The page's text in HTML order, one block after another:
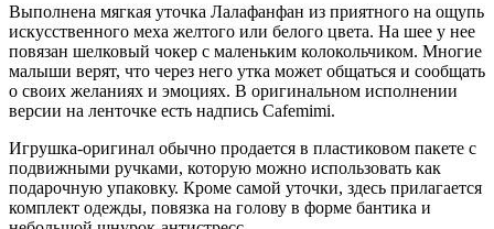
Выполнена мягкая уточка Лалафанфан из приятного на ощупь
искусственного меха желтого или белого цвета. На шее у нее
повязан шелковый чокер с маленьким колокольчиком. Многие
малыши верят, что через него утка может общаться и сообщать
о своих желаниях и эмоциях. В оригинальном исполнении
версии на ленточке есть надпись Cafemimi.
Игрушка-оригинал обычно продается в пластиковом пакете с
подвижными ручками, которую можно использовать как
подарочную упаковку. Кроме самой уточки, здесь прилагается
комплект одежды, повязка на голову в форме бантика и